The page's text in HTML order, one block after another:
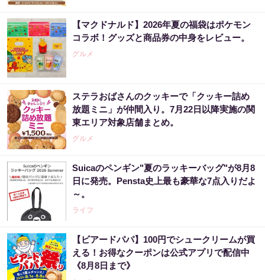
【マクドナルド】2026年夏の福袋はポケモン
コラボ！グッズと商品券の中身をレビュー。
グルメ
ステラおばさんのクッキーで「クッキー詰め
放題ミニ」が仲間入り。7月22日以降実施の関
東エリア対象店舗まとめ。
グルメ
Suicaのペンギン"夏のラッキーバッグ"が8月8
日に発売。Pensta史上最も豪華な7点入りだよ
～。
ライフ
【ビアードパパ】100円でシュークリームが買
える！お得なクーポンは公式アプリで配信中
《8月8日まで》